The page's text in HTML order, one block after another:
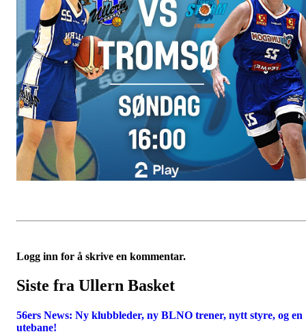
Logg inn for å skrive en kommentar.
Siste fra Ullern Basket
56ers News: Ny klubbleder, ny BLNO trener, nytt styre, og en
utebane!